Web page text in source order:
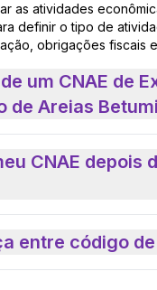
as atividades
definir o tipo de
obrigações fiscais
um CNAE de
de Areias
CNAE depois
entre código